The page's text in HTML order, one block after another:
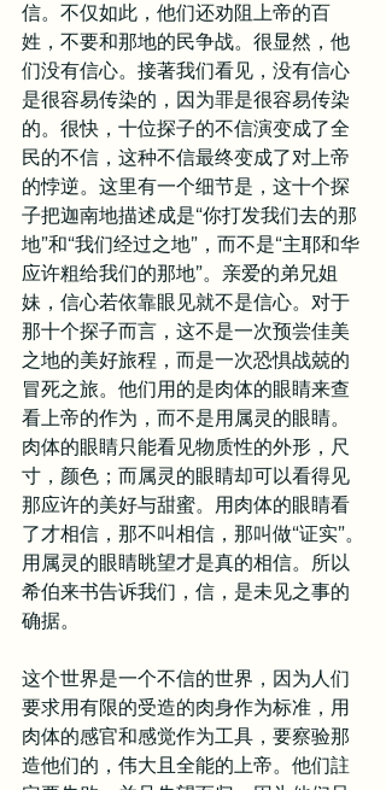
信。不仅如此，他们还劝阻上帝的百
姓，不要和那地的民争战。很显然，他
们没有信心。接著我们看见，没有信心
是很容易传染的，因为罪是很容易传染
的。很快，十位探子的不信演变成了全
民的不信，这种不信最终变成了对上帝
的悖逆。这里有一个细节是，这十个探
子把迦南地描述成是“你打发我们去的那
地”和“我们经过之地”，而不是“主耶和华
应许粗给我们的那地”。亲爱的弟兄姐
妹，信心若依靠眼见就不是信心。对于
那十个探子而言，这不是一次预尝佳美
之地的美好旅程，而是一次恐惧战兢的
冒死之旅。他们用的是肉体的眼睛来查
看上帝的作为，而不是用属灵的眼睛。
肉体的眼睛只能看见物质性的外形，尺
寸，颜色；而属灵的眼睛却可以看得见
那应许的美好与甜蜜。用肉体的眼睛看
了才相信，那不叫相信，那叫做“证实”。
用属灵的眼睛眺望才是真的相信。所以
希伯来书告诉我们，信，是未见之事的
确据。
这个世界是一个不信的世界，因为人们
要求用有限的受造的肉身作为标准，用
肉体的感官和感觉作为工具，要察验那
造他们的，伟大且全能的上帝。他们註